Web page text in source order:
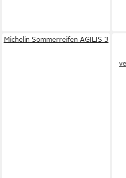
Michelin Sommerreifen AGILIS 3